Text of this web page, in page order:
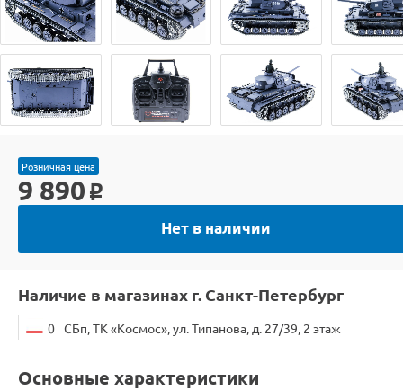
Розничная цена
9 890 o
Нет в наличии
Наличие в магазинах г. Санкт-Петербург
0 СБп, ТК «Космос», ул. Типанова, д. 27/39, 2 этаж
Основные характеристики